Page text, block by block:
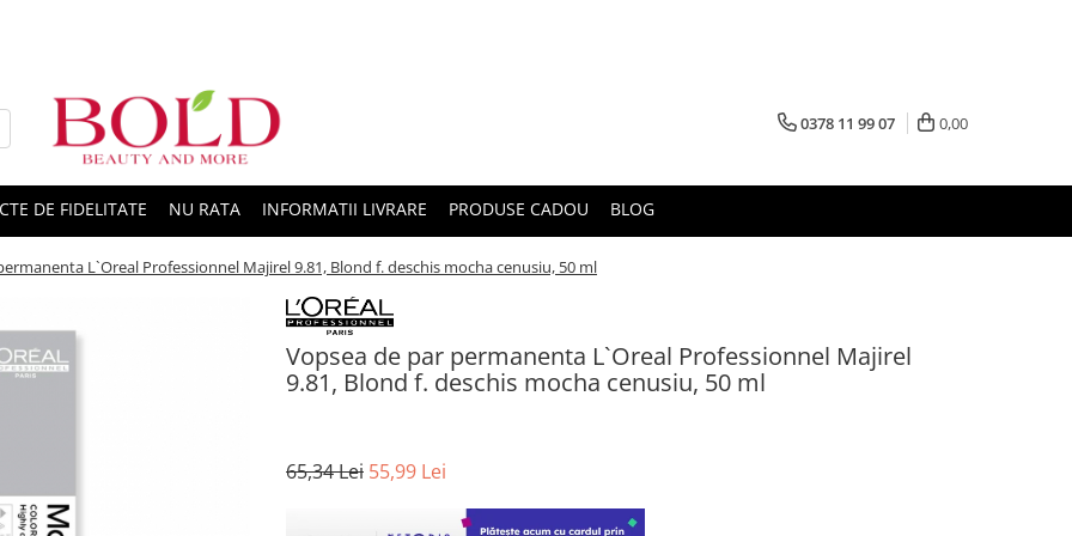
0378 11 99 07 0,00
DE FIDELITATE NU RATA INFORMATII LIVRARE PRODUSE CADOU BLOG
L`Oreal Professionnel Majirel 9.81, Blond f. deschis mocha cenusiu, 50 ml
Vopsea de par permanenta L`Oreal Professionnel Majirel
9.81, Blond f. deschis mocha cenusiu, 50 ml
65,34 Lei 55,99 Lei